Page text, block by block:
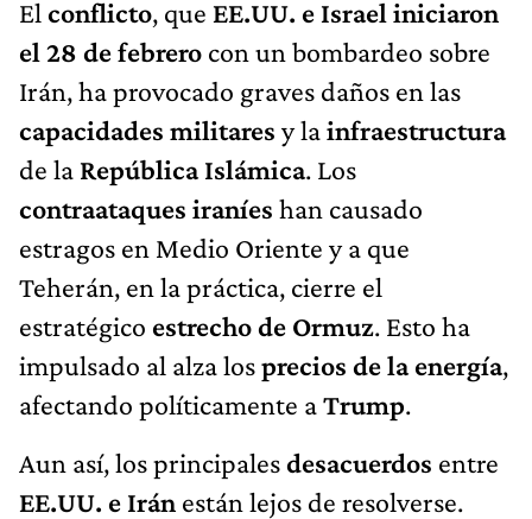
El conflicto, que EE.UU. e Israel iniciaron
el 28 de febrero con un bombardeo sobre
Irán, ha provocado graves daños en las
capacidades militares y lainfraestructura
de la República Islámica. Los
contraataques iraníes han causado
estragos en Medio Oriente y a que
Teherán, en la práctica, cierre el
estratégico estrecho de Ormuz. Esto ha
impulsado al alza losprecios de la energía,
afectando políticamente aTrump.
Aun así, los principalesdesacuerdos entre
EE.UU. e Irán están lejos de resolverse.